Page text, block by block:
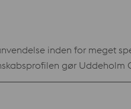
inden for meget
gør
med henblik på forbedring af
til